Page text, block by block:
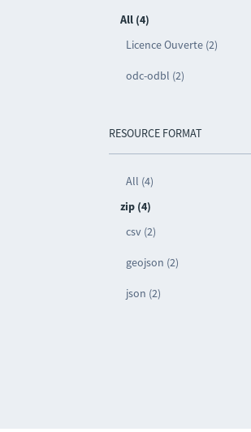
All (4)
Licence Ouverte (2)
odc-odbl (2)
RESOURCE FORMAT
All (4)
zip (4)
csv (2)
geojson (2)
json (2)